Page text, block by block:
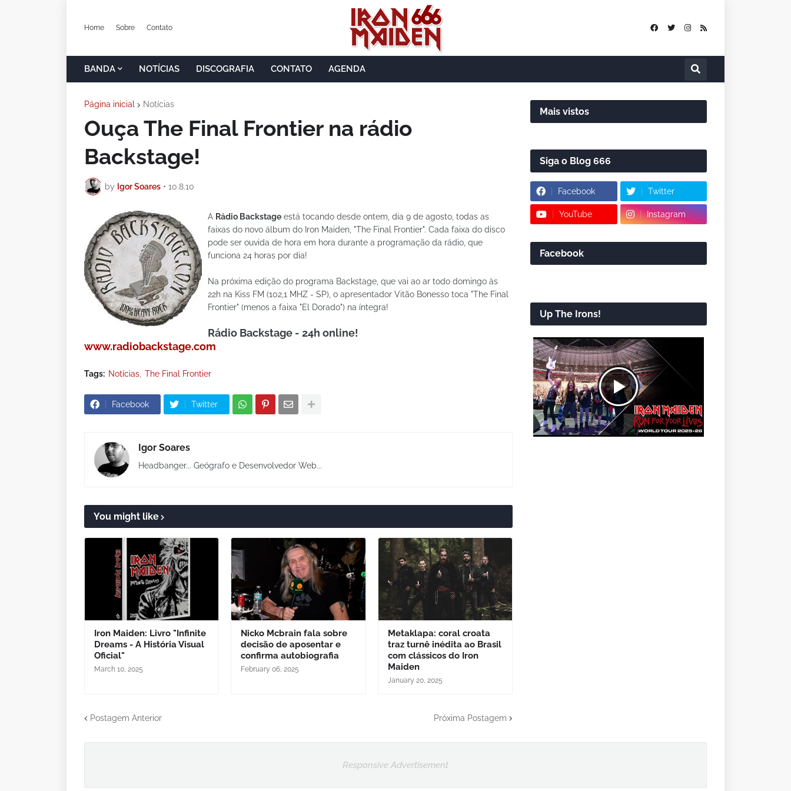
Home Sobre Contato
BANDA NOTÍCIAS DISCOGRAFIA CONTATO AGENDA
Página inicial Notícias
Ouça The Final Frontier na rádio
Backstage!
by Igor Soares • 10.8.10
A Rádio Backstage está tocando desde ontem, dia 9 de agosto, todas as
faixas do novo álbum do Iron Maiden, "The Final Frontier". Cada faixa do disco
pode ser ouvida de hora em hora durante a programação da rádio, que
funciona 24 horas por dia!
Na próxima edição do programa Backstage, que vai ao ar todo domingo às
22h na Kiss FM (102,1 MHZ - SP), o apresentador Vitão Bonesso toca "The Final
Frontier" (menos a faixa "El Dorado") na íntegra!
Rádio Backstage - 24h online!
www.radiobackstage.com
Tags: Notícias The Final Frontier
Facebook Twitter
Igor Soares
Headbanger... Geógrafo e Desenvolvedor Web...
You might like
Iron Maiden: Livro "Infinite
Dreams - A História Visual
Oficial"
March 10, 2025
Nicko Mcbrain fala sobre
decisão de aposentar e
confirma autobiografia
February 06, 2025
Metaklapa: coral croata
traz turnê inédita ao Brasil
com clássicos do Iron
Maiden
January 20, 2025
Postagem Anterior Próxima Postagem
Mais vistos
Siga o Blog 666
Facebook Twitter
YouTube Instagram
Facebook
Up The Irons!
Responsive Advertisement